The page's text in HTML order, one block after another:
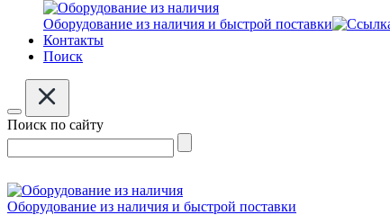
Оборудование из наличия и быстрой поставки
Контакты
Поиск
Поиск по сайту
Оборудование из наличия и быстрой поставки